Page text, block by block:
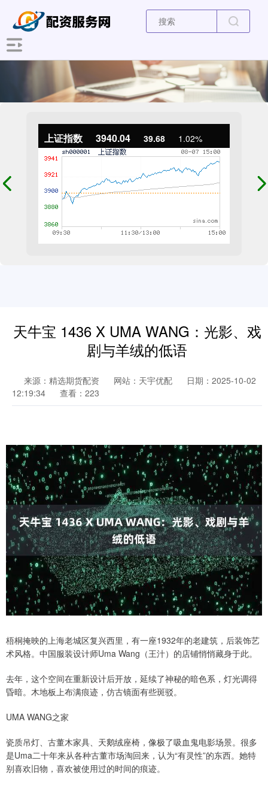
上证指数 3940.04 39.68 1.02%
天牛宝 1436 X UMA WANG：光影、戏
剧与羊绒的低语
来源：精选期货配资 网站：天宇优配
日期：2025-10-02
12:19:34
查看：223
梧桐掩映的上海老城区复兴西里，有一座1932年的老建筑，后装饰艺
术风格。中国服装设计师Uma Wang（王汁）的店铺悄悄藏身于此。
去年，这个空间在重新设计后开放，延续了神秘的暗色系，灯光调得
昏暗。木地板上布满痕迹，仿古镜面有些斑驳。
UMA WANG之家
瓷质吊灯、古董木家具、天鹅绒座椅，像极了吸血鬼电影场景。很多
是Uma二十年来从各种古董市场淘回来，认为“有灵性”的东西。她特
别喜欢旧物，喜欢被使用过的时间的痕迹。